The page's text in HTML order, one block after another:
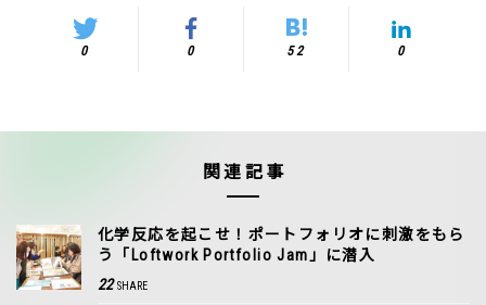
0 0 52 0
関連記事
化学反応を起こせ！ポートフォリオに刺激をもら
う「Loftwork Portfolio Jam」に潜入
22 SHARE